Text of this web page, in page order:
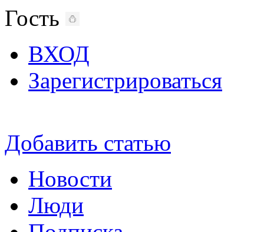
Гость
ВХОД
Зарегистрироваться
Добавить статью
Новости
Люди